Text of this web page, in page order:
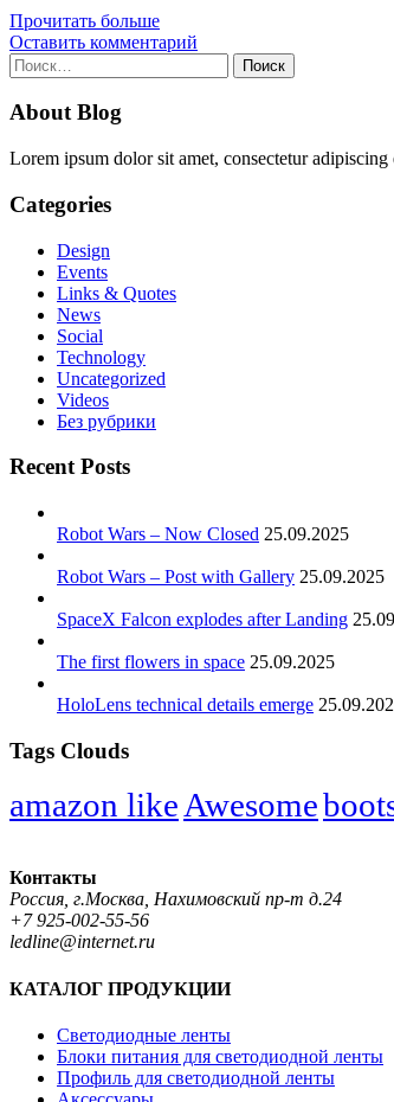
Прочитать больше
Оставить комментарий
Найти:
About Blog
Lorem ipsum dolor sit amet, consectetur
Categories
Design
Events
Links & Quotes
News
Social
Technology
Uncategorized
Videos
Без рубрики
Recent Posts
Robot Wars – Now Closed 25.09.2025
Robot Wars – Post with Gallery 25.09.2025
SpaceX Falcon explodes after Landing
The first flowers in space 25.09.2025
HoloLens technical details emerge
Tags Clouds
amazon like Awesome
Контакты
Россия, г.Москва, Нахимовский пр-т д.24
+7 925-002-55-56
ledline@internet.ru
КАТАЛОГ ПРОДУКЦИИ
Светодиодные ленты
Блоки питания для светодиодной ленты
Профиль для светодиодной ленты